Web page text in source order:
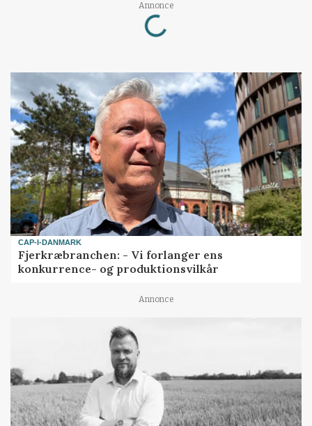
Annonce
Loading...
CAP-I-DANMARK
Fjerkræbranchen: - Vi forlanger ens
konkurrence- og produktionsvilkår
Annonce